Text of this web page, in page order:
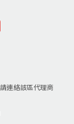
連絡該區代理商